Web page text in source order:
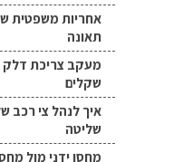
אחריות משפטית
תאונה
מעקב צריכת דלק
שקלים
שליטה
מחסן ידני מול